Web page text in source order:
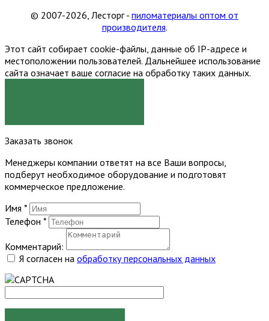
© 2007-2026, Лесторг - пиломатериалы оптом от
производителя.
Этот сайт собирает cookie-файлы, данные об IP-адресе и
местоположении пользователей. Дальнейшее использование
сайта означает ваше согласие на обработку таких данных.
Заказать звонок
Менеджеры компании ответят на все Ваши вопросы,
подберут необходимое оборудование и подготовят
коммерческое предложение.
Имя *
Телефон *
Комментарий:
Я согласен на обработку персональных данных